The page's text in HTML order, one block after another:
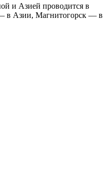
и Азией проводится в
— в Азии, Магнитогорск — в